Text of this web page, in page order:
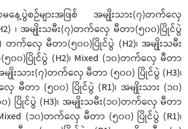
စဉ်များအဖြစ် အမျိုးသား(၇)တက်လှေ
၊ အမျိုးသမီး(၇)တက်လှေ မီတာ(၅၀၀)ပြိုင်ပွဲ
) တက်လှေ မီတာ(၅၀၀)ပြိုင်ပွဲ (H2)၊ အမျိုးသမီး
၀)ပြိုင်ပွဲ (H2)၊ Mixed (၁၀)တက်လှေ မီတာ
မျိုးသား(၇)တက်လှေ မီတာ (၅၀၀) ပြိုင်ပွဲ (H3)၊
မီတာ (၅၀၀) ပြိုင်ပွဲ (R1)၊ အမျိုးသား (၁၀)
ြိုင်ပွဲ (H3)၊ အမျိုးသမီး(၁၀)တက်လှေ မီတာ
(၁၀)တက်လှေ မီတာ (၅၀၀) ပြိုင်ပွဲ (R1)၊